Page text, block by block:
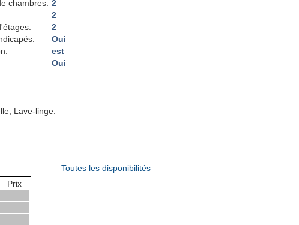
chambres: 2
2
2
Oui
est
Oui
Lave-linge.
Prix
Toutes les disponibilités